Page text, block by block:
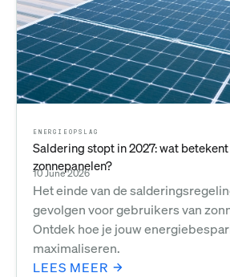
ENERGIEOPSLAG
Saldering stopt in 2027: wat
zonnepanelen?
10 June 2026
Het einde van de
gevolgen voor gebruikers van
Ontdek hoe je jouw
maximaliseren.
LEES MEER